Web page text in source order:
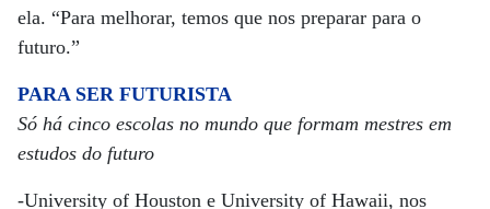
ela. “Para melhorar, temos que nos preparar para o
futuro.”
PARA SER FUTURISTA
Só há cinco escolas no mundo que formam mestres em
estudos do futuro
-University of Houston e University of Hawaii, nos